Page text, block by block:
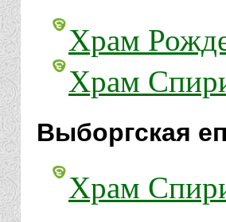
Храм
Храм
Выборгская
Храм